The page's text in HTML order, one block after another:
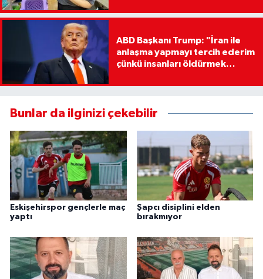
ABD Başkanı Trump: "İran ile
anlaşma yapmayı tercih ederim
çünkü insanları öldürmek
Bunlar da ilginizi çekebilir
Eskişehirspor gençlerle maç
yaptı
Şapcı disiplini elden
bırakmıyor